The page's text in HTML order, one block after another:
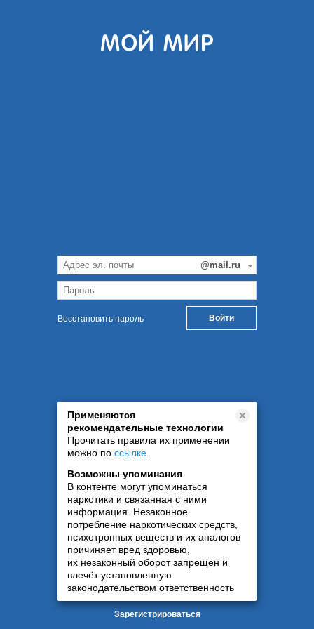
Восстановить пароль
Применяются
рекомендательные технологии
Прочитать правила их применении
можно по ссылке
Возможны упоминания
В контенте могут упоминаться
наркотики и связанная с ними
информация. Незаконное
потребление наркотических средств,
психотропных веществ и их аналогов
причиняет вред здоровью,
их незаконный оборот запрещён и
влечёт установленную
законодательством ответственность
Зарегистрироваться